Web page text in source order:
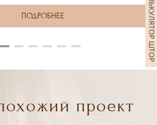
КАЛЬКУЛЯТОР ШТОР
ПОДРОБНЕЕ
проект